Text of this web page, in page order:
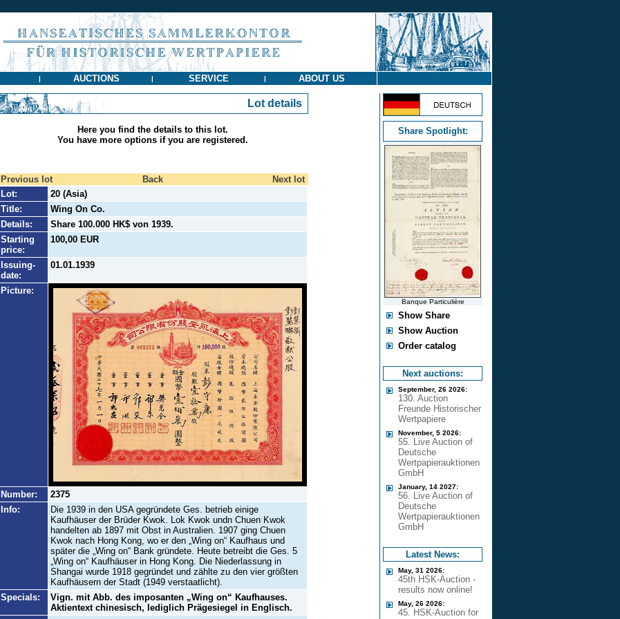
| AUCTIONS | SERVICE | ABOUT US
Lot details
Here you find the details to this lot.
You have more options if you are registered.
Previous lot Back
Next lot
Lot:
20 (Asia)
Title:
Wing On Co.
Details:
Share 100.000 HK$ von 1939.
Starting
price:
100,00 EUR
Issuing-
date:
01.01.1939
Picture:
Number:
2375
Info:
Die 1939 in den USA gegründete Ges. betrieb einige
Kaufhäuser der Brüder Kwok. Lok Kwok undn Chuen Kwok
handelten ab 1897 mit Obst in Australien. 1907 ging Chuen
Kwok nach Hong Kong, wo er den „Wing on“ Kaufhaus und
später die „Wing on“ Bank gründete. Heute betreibt die Ges. 5
„Wing on“ Kaufhäuser in Hong Kong. Die Niederlassung in
Shangai wurde 1918 gegründet und zählte zu den vier größten
Kaufhäusern der Stadt (1949 verstaatlicht).
Specials:
Vign. mit Abb. des imposanten „Wing on“ Kaufhauses.
Aktientext chinesisch, lediglich Prägesiegel in Englisch.
Share Spotlight:
Banque Particulière
Show Share
Show Auction
Order catalog
Next auctions:
September, 26 2026:
130. Auction
Freunde Historischer
Wertpapiere
November, 5 2026:
55. Live Auction of
Deutsche
Wertpapierauktionen
GmbH
January, 14 2027:
56. Live Auction of
Deutsche
Wertpapierauktionen
GmbH
Latest News:
May, 31 2026:
45th HSK-Auction -
results now online!
May, 26 2026:
45. HSK-Auction for